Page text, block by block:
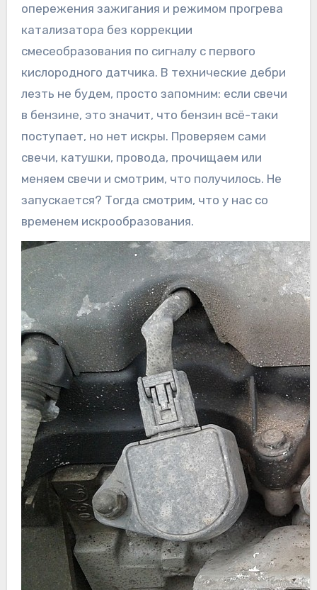
опережения зажигания и режимом прогрева
катализатора без коррекции
смесеобразования по сигналу с первого
кислородного датчика. В технические дебри
лезть не будем, просто запомним: если свечи
в бензине, это значит, что бензин всё-таки
поступает, но нет искры. Проверяем сами
свечи, катушки, провода, прочищаем или
меняем свечи и смотрим, что получилось. Не
запускается? Тогда смотрим, что у нас со
временем искрообразования.